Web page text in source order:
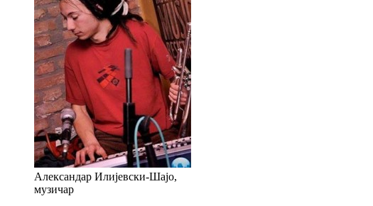
Александар Илијевски-Шајо,
музичар